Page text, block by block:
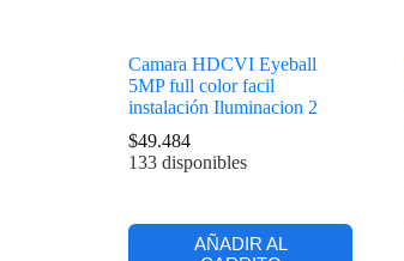
Camara HDCVI Eyeball
5MP full color facil
instalación Iluminacion 2
$49.484
133 disponibles
AÑADIR AL